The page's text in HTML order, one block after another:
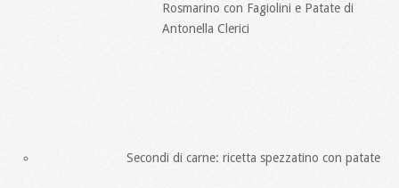
Rosmarino con Fagiolini e Patate di
Antonella Clerici
Secondi di carne: ricetta spezzatino con patate